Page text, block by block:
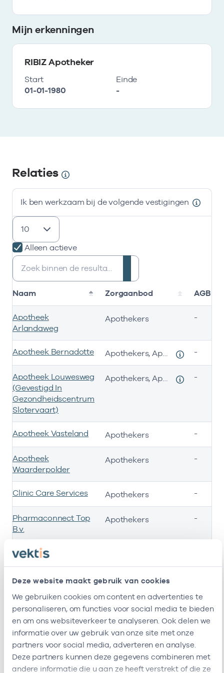
Deze website maakt gebruik van cookies
We gebruiken cookies om content en advertenties te
personaliseren, om functies voor social media te bieden
en om ons websiteverkeer te analyseren. Ook delen we
informatie over uw gebruik van onze site met onze
partners voor social media, adverteren en analyse.
Deze partners kunnen deze gegevens combineren met
andere informatie die u aan ze heeft verstrekt of die ze
Mijn erkenningen
RIBIZ Apotheker
Start
01-01-1980
Einde
-
Relaties
Ik ben werkzaam bij de volgende vestigingen
Alleen actieve
Zoeken:
Ik ben werkzaam bij de volgende vestigingen
Naam Zorgaanbod AGB-
Apotheek
Arlandaweg
Apothekers -
Apotheek Bernadotte Apothekers, Apothekers -
Apotheek Louwesweg
(Gevestigd In
Gezondheidscentrum
Slotervaart)
Apothekers, Apothekers -
Apotheek Vasteland Apothekers -
Apotheek
Waarderpolder
Apothekers -
Clinic Care Services Apothekers -
Pharmaconnect Top
B.v.
Apothekers -
Thuisapotheek B.v.
1
Ik heb een arbeidsrelatie met